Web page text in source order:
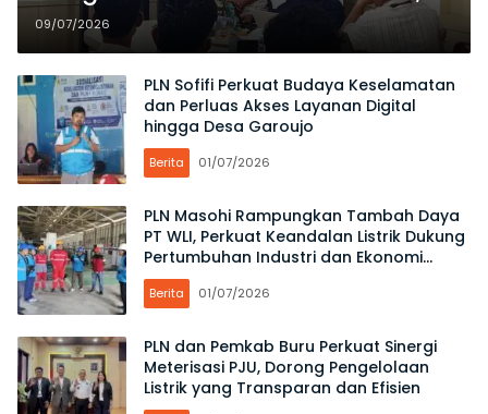
Wujudkan Listrik Andal bagi
Masyarakat
09/07/2026
PLN Sofifi Perkuat Budaya Keselamatan
dan Perluas Akses Layanan Digital
hingga Desa Garoujo
Berita 01/07/2026
PLN Masohi Rampungkan Tambah Daya
PT WLI, Perkuat Keandalan Listrik Dukung
Pertumbuhan Industri dan Ekonomi
Maluku
Berita 01/07/2026
PLN dan Pemkab Buru Perkuat Sinergi
Meterisasi PJU, Dorong Pengelolaan
Listrik yang Transparan dan Efisien